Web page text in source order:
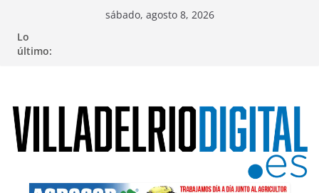
contenido
sábado, agosto 8, 2026
Lo
último: